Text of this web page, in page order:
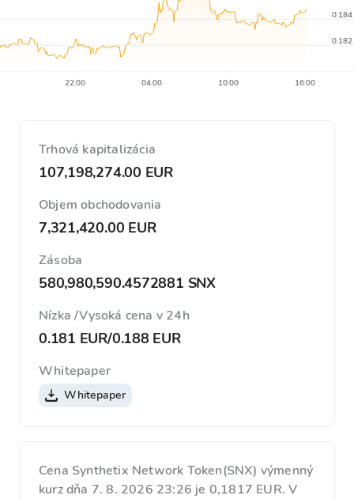
22:00 04:00 10:00 16:00
0.182
0.184
Trhová kapitalizácia
107,198,274.00 EUR
Objem obchodovania
7,321,420.00 EUR
Zásoba
580,980,590.4572881 SNX
Nízka /Vysoká cena v 24h
0.181 EUR/0.188 EUR
Whitepaper
Whitepaper
Cena Synthetix Network Token(SNX) výmenný
kurz dňa 7. 8. 2026 23:26 je 0,1817 EUR. V